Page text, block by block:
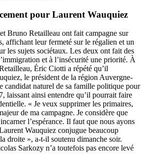
pour Laurent Wauquiez
Bruno Retailleau ont fait campagne sur
affichant leur fermeté sur le régalien et un
les sujets sociétaux. Les deux ont fait des
et à l’insécurité une priorité. À
Éric Ciotti a répété qu’il
le président de la région Auvergne-
candidat naturel de sa famille politique pour
laissant ainsi entendre qu’il pourrait faire
« Je veux supprimer les primaires,
de ma campagne. Je considère que
l’espérance. Il faut que nous ayons
Wauquiez conjugue beaucoup
droite », a-t-il soutenu dimanche soir.
Sarkozy n’a toutefois pas encore levé